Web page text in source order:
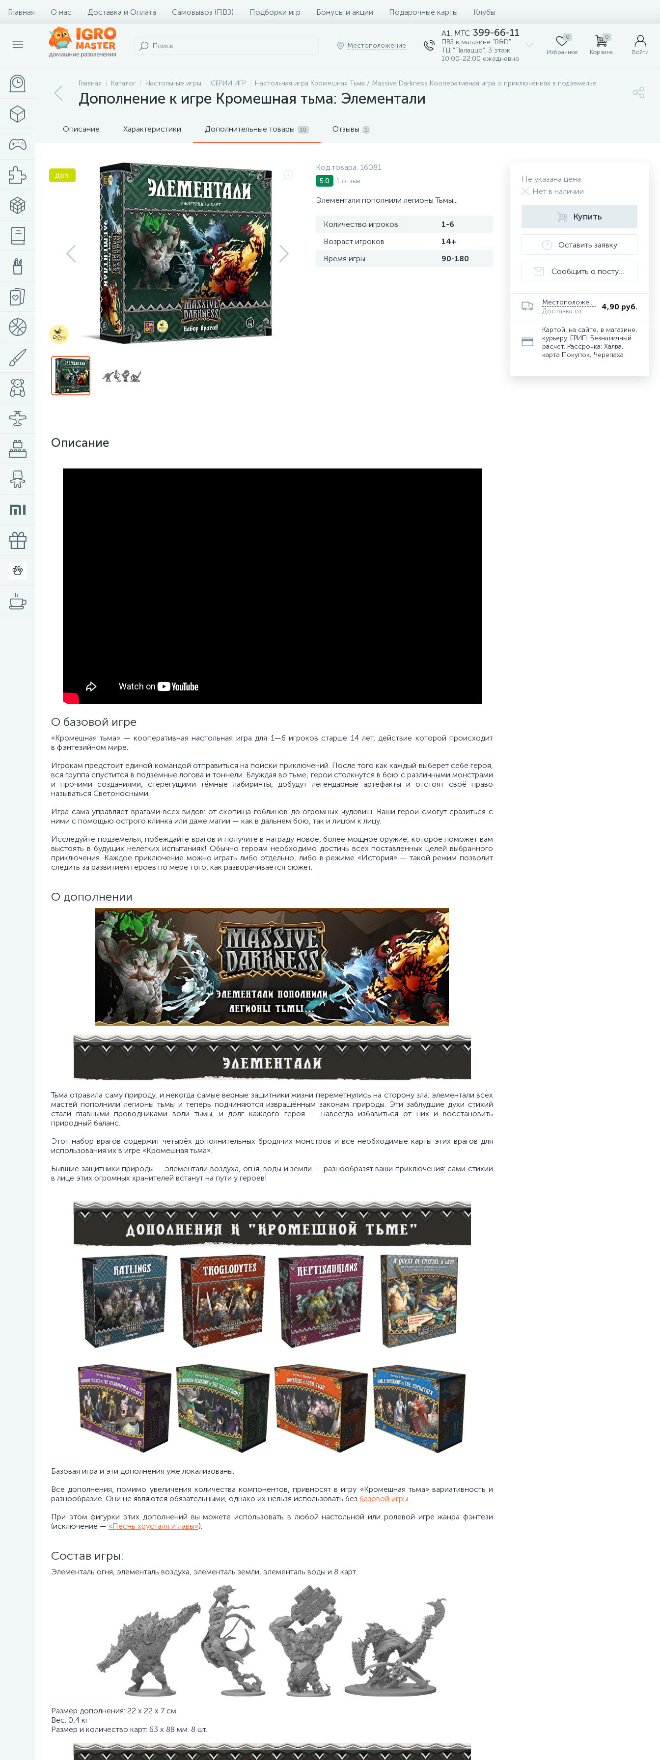
Главная О нас Доставка и Оплата Самовывоз (ПВЗ) Подборки игр Бонусы и акции Подарочные карты Клубы
Местоположение
A1, MTC 399-66-11
ПВЗ в магазине "R&D"
ТЦ "Палаццо", 3 этаж
10:00-22:00 ежедневно
0
Избранное
0
Корзина Войти
Главная Каталог Настольные игры СЕРИИ ИГР Настольная игра Кромешная Тьма / Massive Darkness Кооперативная игра о приключениях в подземелье
Дополнение к игре Кромешная тьма: Элементали
Описание Характеристики Дополнительные товары 10 Отзывы 1
Доп.
Код товара: 16081
5.0 1 отзыв
Элементали пополнили легионы Тьмы...
Количество игроков
1-6
Возраст игроков
14+
Время игры
90-180
Описание
О базовой игре
«Кромешная тьма» — кооперативная настольная игра для 1—6 игроков старше 14 лет, действие которой происходит
в фэнтезийном мире.
Игрокам предстоит единой командой отправиться на поиски приключений. После того как каждый выберет себе героя,
вся группа спустится в подземные логова и тоннели. Блуждая во тьме, герои столкнутся в бою с различными монстрами
и прочими созданиями, стерегущими тёмные лабиринты, добудут легендарные артефакты и отстоят своё право
называться Светоносными.
Игра сама управляет врагами всех видов: от скопища гоблинов до огромных чудовищ. Ваши герои смогут сразиться с
ними с помощью острого клинка или даже магии — как в дальнем бою, так и лицом к лицу.
Исследуйте подземелья, побеждайте врагов и получите в награду новое, более мощное оружие, которое поможет вам
выстоять в будущих нелёгких испытаниях! Обычно героям необходимо достичь всех поставленных целей выбранного
приключения. Каждое приключение можно играть либо отдельно, либо в режиме «История» — такой режим позволит
следить за развитием героев по мере того, как разворачивается сюжет.
О дополнении
Тьма отравила саму природу, и некогда самые верные защитники жизни переметнулись на сторону зла: элементали всех
мастей пополнили легионы тьмы и теперь подчиняются извращённым законам природы. Эти заблудшие духи стихий
стали главными проводниками воли тьмы, и долг каждого героя — навсегда избавиться от них и восстановить
природный баланс.
Этот набор врагов содержит четырёх дополнительных бродячих монстров и все необходимые карты этих врагов для
использования их в игре «Кромешная тьма».
Бывшие защитники природы — элементали воздуха, огня, воды и земли — разнообразят ваши приключения: сами стихии
в лице этих огромных хранителей встанут на пути у героев!
Базовая игра и эти дополнения уже локализованы.
Все дополнения, помимо увеличения количества компонентов, привносят в игру «Кромешная тьма» вариативность и
разнообразие. Они не являются обязательными, однако их нельзя использовать без базовой игры.
При этом фигурки этих дополнений вы можете использовать в любой настольной или ролевой игре жанра фэнтези
(исключение — «Песнь хрусталя и лавы»).
Состав игры:
Элементаль огня, элементаль воздуха, элементаль земли, элементаль воды и 8 карт.
Размер дополнения: 22 х 22 х 7 см
Вес: 0,4 кг
Размер и количество карт: 63 х 88 мм. 8 шт.
Не указана цена
Нет в наличии
Купить
Оставить заявку
Сообщить о поступлении
Местоположение
Доставка от
4,90 руб.
Картой: на сайте, в магазине,
курьеру. ЕРИП. Безналичный
расчет. Рассрочка: Халва,
карта Покупок, Черепаха